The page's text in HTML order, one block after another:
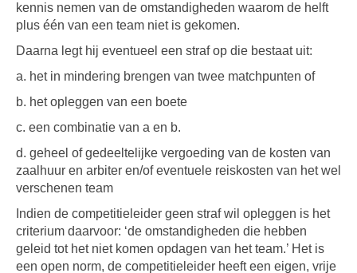
kennis nemen van de omstandigheden waarom de helft
plus één van een team niet is gekomen.
Daarna legt hij eventueel een straf op die bestaat uit:
a. het in mindering brengen van twee matchpunten of
b. het opleggen van een boete
c. een combinatie van a en b.
d. geheel of gedeeltelijke vergoeding van de kosten van
zaalhuur en arbiter en/of eventuele reiskosten van het wel
verschenen team
Indien de competitieleider geen straf wil opleggen is het
criterium daarvoor: ‘de omstandigheden die hebben
geleid tot het niet komen opdagen van het team.’ Het is
een open norm, de competitieleider heeft een eigen, vrije